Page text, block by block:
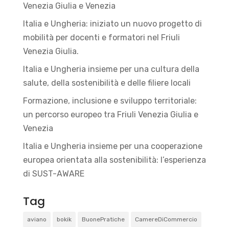
Venezia Giulia e Venezia
Italia e Ungheria: iniziato un nuovo progetto di
mobilità per docenti e formatori nel Friuli
Venezia Giulia.
Italia e Ungheria insieme per una cultura della
salute, della sostenibilità e delle filiere locali
Formazione, inclusione e sviluppo territoriale:
un percorso europeo tra Friuli Venezia Giulia e
Venezia
Italia e Ungheria insieme per una cooperazione
europea orientata alla sostenibilità: l’esperienza
di SUST-AWARE
Tag
aviano bokik BuonePratiche CamereDiCommercio